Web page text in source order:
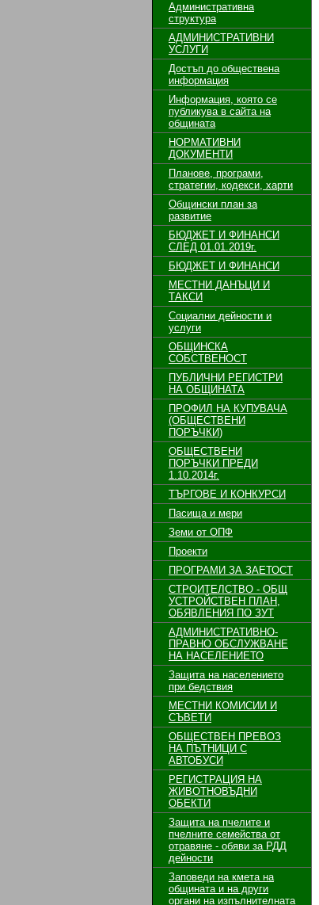
Административна
структура
АДМИНИСТРАТИВНИ
УСЛУГИ
Достъп до обществена
информация
Информация, която се
публикува в сайта на
общината
НОРМАТИВНИ
ДОКУМЕНТИ
Планове, програми,
стратегии, кодекси, харти
Общински план за
развитие
БЮДЖЕТ И ФИНАНСИ
СЛЕД 01.01.2019г.
БЮДЖЕТ И ФИНАНСИ
МЕСТНИ ДАНЪЦИ И
ТАКСИ
Социални дейности и
услуги
ОБЩИНСКА
СОБСТВЕНОСТ
ПУБЛИЧНИ РЕГИСТРИ
НА ОБЩИНАТА
ПРОФИЛ НА КУПУВАЧА
(ОБЩЕСТВЕНИ
ПОРЪЧКИ)
ОБЩЕСТВЕНИ
ПОРЪЧКИ ПРЕДИ
1.10.2014г.
ТЪРГОВЕ И КОНКУРСИ
Пасища и мери
Земи от ОПФ
Проекти
ПРОГРАМИ ЗА ЗАЕТОСТ
СТРОИТЕЛСТВО - ОБЩ
УСТРОЙСТВЕН ПЛАН,
ОБЯВЛЕНИЯ ПО ЗУТ
АДМИНИСТРАТИВНО-
ПРАВНО ОБСЛУЖВАНЕ
НА НАСЕЛЕНИЕТО
Защита на населението
при бедствия
МЕСТНИ КОМИСИИ И
СЪВЕТИ
ОБЩЕСТВЕН ПРЕВОЗ
НА ПЪТНИЦИ С
АВТОБУСИ
РЕГИСТРАЦИЯ НА
ЖИВОТНОВЪДНИ
ОБЕКТИ
Защита на пчелите и
пчелните семейства от
отравяне - обяви за РДД
дейности
Заповеди на кмета на
общината и на други
органи на изпълнителната